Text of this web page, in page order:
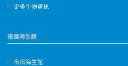
更多生物資訊
夜宿海生館
夜宿海生館